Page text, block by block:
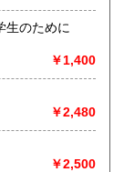
生のために
￥1,400
￥2,480
￥2,500